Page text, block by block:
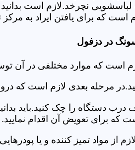
نچرخد.لازم است بدانید
که برای یافتن ایراد به
در دزفول
است که موارد مختلفی در
مرحله بعدی لازم است که
دستگاه را چک کنید.باید
که برای تعویض آن اقدام نمایید.
از مواد تمیز کننده و یا